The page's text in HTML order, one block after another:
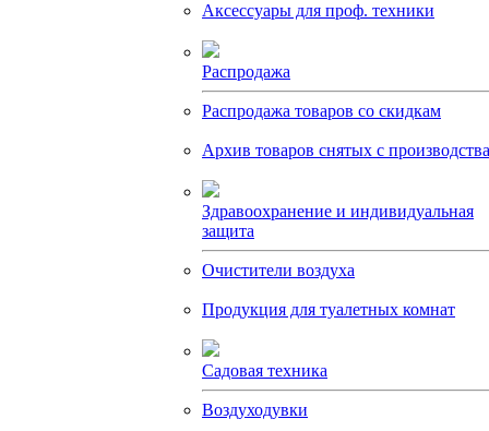
Аксессуары для проф. техники
Распродажа
Распродажа товаров со скидкам
Архив товаров снятых с производства
Здравоохранение и индивидуальная
защита
Очистители воздуха
Продукция для туалетных комнат
Садовая техника
Воздуходувки